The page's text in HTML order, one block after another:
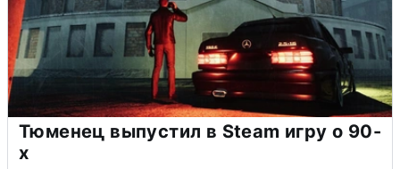
Тюменец выпустил в Steam игру о 90-
х